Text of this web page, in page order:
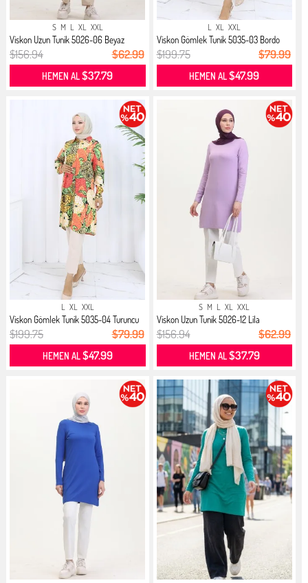
S M L XL XXL
Viskon Uzun Tunik 5026-06 Beyaz
$156.94 $62.99
HEMEN AL$37.79
L XL XXL
Viskon Gömlek Tunik 5035-03 Bordo
$199.75 $79.99
HEMEN AL$47.99
L XL XXL
Viskon Gömlek Tunik 5035-04 Turuncu
$199.75 $79.99
HEMEN AL$47.99
S M L XL XXL
Viskon Uzun Tunik 5026-12 Lila
$156.94 $62.99
HEMEN AL$37.79